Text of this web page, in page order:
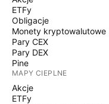
ETFy
Obligacje
Monety kryptowalutowe
Pary CEX
Pary DEX
Pine
MAPY CIEPLNE
Akcje
ETFy